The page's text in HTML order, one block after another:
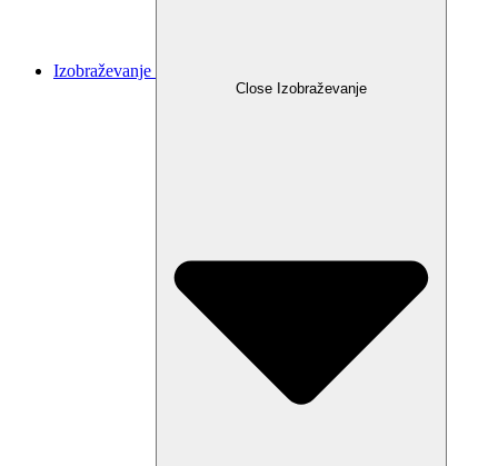
Izobraževanje
Close Izobraževanje